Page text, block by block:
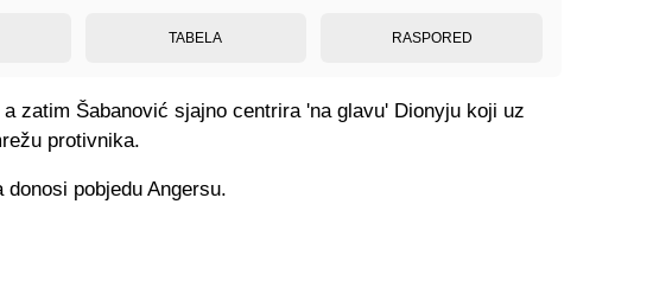
TABELA RASPORED
zatim Šabanović sjajno centrira 'na glavu' Dionyju koji uz
protivnika.
pobjedu Angersu.